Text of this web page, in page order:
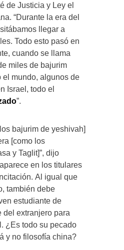
de Justicia y Ley el
“Durante la era del
llegar a
Todo esto pasó en
cuando se llama
miles de bajurim
el mundo, algunos de
Israel, todo el
”.
bajurim de yeshivah]
[como los
y Taglit]”, dijo
en los titulares
Al igual que
también debe
estudiante de
del extranjero para
¿Es todo su pecado
y no filosofía china?